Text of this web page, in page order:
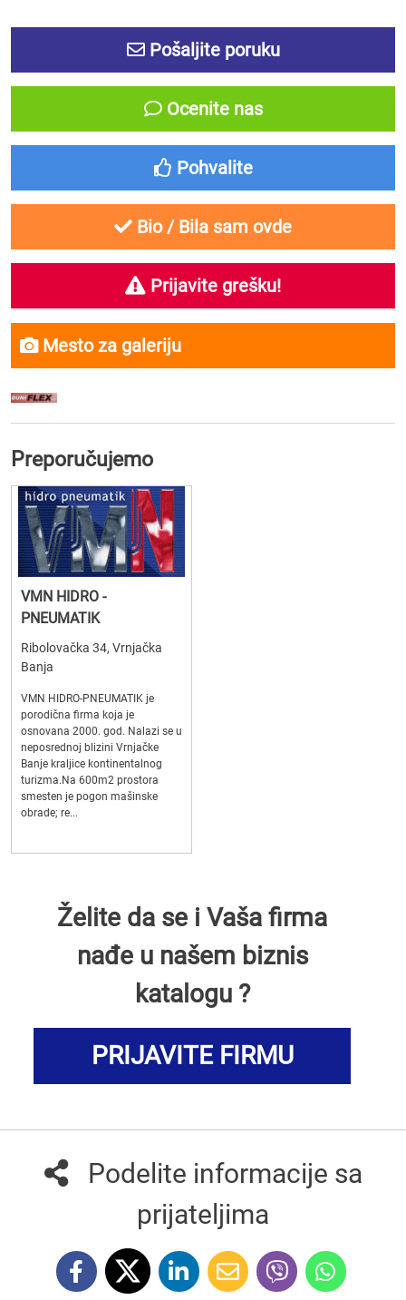
Pošaljite poruku
Ocenite nas
Pohvalite
Bio / Bila sam ovde
Prijavite grešku!
Mesto za galeriju
Preporučujemo
VMN HIDRO -
PNEUMATIK
Ribolovačka 34, Vrnjačka
Banja
VMN HIDRO-PNEUMATIK je
porodična firma koja je
osnovana 2000. god. Nalazi se u
neposrednoj blizini Vrnjačke
Banje kraljice kontinentalnog
turizma.Na 600m2 prostora
smesten je pogon mašinske
obrade; re...
Želite da se i Vaša firma
nađe u našem biznis
katalogu ?
PRIJAVITE FIRMU
Podelite informacije sa
prijateljima